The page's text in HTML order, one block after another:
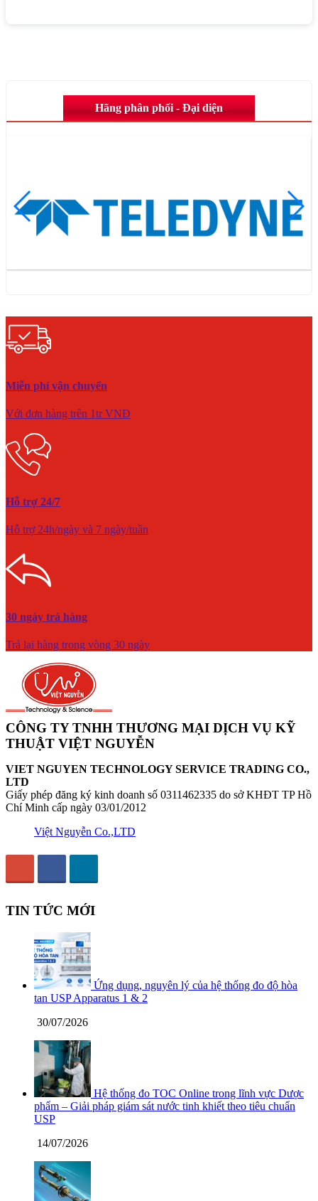
Hãng phân phối - Đại diện
Miễn phí vận chuyển
Với đơn hàng trên 1tr VNĐ
Hỗ trợ 24/7
Hỗ trợ 24h/ngày và 7 ngày/tuần
30 ngày trả hàng
Trả lại hàng trong vòng 30 ngày
CÔNG TY TNHH THƯƠNG MẠI DỊCH VỤ KỸ
THUẬT VIỆT NGUYỄN
VIET NGUYEN TECHNOLOGY SERVICE TRADING CO.,
LTD
Giấy phép đăng ký kinh doanh số 0311462335 do sở KHĐT TP Hồ
Chí Minh cấp ngày 03/01/2012
Việt Nguyễn Co.,LTD
TIN TỨC MỚI
Ứng dụng, nguyên lý của hệ thống đo độ hòa
tan USP Apparatus 1 & 2
30/07/2026
Hệ thống đo TOC Online trong lĩnh vực Dược
phẩm – Giải pháp giám sát nước tinh khiết theo tiêu chuẩn
USP
14/07/2026